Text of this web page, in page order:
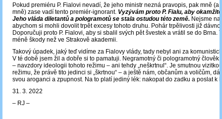
Pokud premiéru P. Fialovi nevadí, že jeho ministr nezná pravopis, pak mně (a
mně) zase vadí tento premiér-ignorant. Vyzývám proto P. Fialu, aby
Jeho vláda diletantů a pologramotů se stala ostudou této země. Nejsme
abychom si mohli dovolit trpět excesy tohoto druhu. Pohár trpělivosti již dávno
Doporučuji proto P. Fialovi, aby si sbalil svých pět švestek a vrátil se do Brna.
méně škody než ve Strakově akademii.
Takový úpadek, jaký teď vidíme za Fialovy vlády, tady nebyl ani za
V té době jsem žil a dobře si to pamatuji. Negramotný či pologramotný člověk
– navzdory ideologii tohoto režimu – ani tehdy „neškrtnul“. Je smutnou
režimu, že právě tito jedinci si „škrtnou“ – a ještě nám, občanům a voličům,
svou aroganci a zpupnost. Na to platí jediný lék: nakopat do zadku a poslat k
31. 3. 2022
‒ RJ ‒